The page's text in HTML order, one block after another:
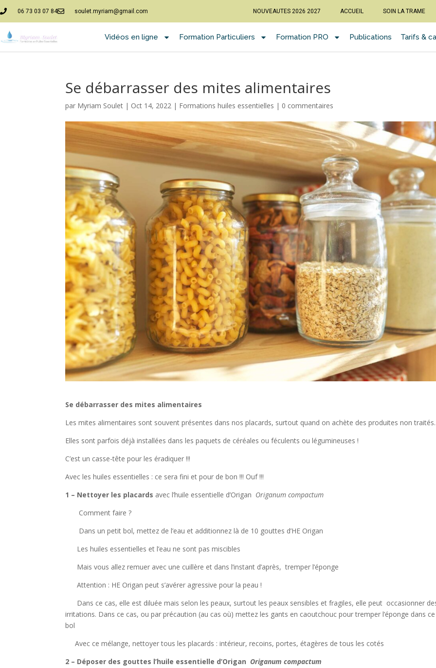
06 73 03 07 84 soulet.myriam@gmail.com NOUVEAUTES 2026 2027 ACCUEIL SOIN LA TRAME
Vidéos en ligne Formation Particuliers Formation PRO Publications Tarifs &
Se débarrasser des mites alimentaires
par Myriam Soulet | Oct 14, 2022 | Formations huiles essentielles | 0 commentaires
Se débarrasser des mites alimentaires
Les mites alimentaires sont souvent présentes dans nos placards, surtout quand on achète des produites non
Elles sont parfois déjà installées dans les paquets de céréales ou féculents ou légumineuses !
C’est un casse-tête pour les éradiquer !!!
Avec les huiles essentielles : ce sera fini et pour de bon !!! Ouf !!!
1 – Nettoyer les placards avec l’huile essentielle d’Origan Origanum compactum
Comment faire ?
Dans un petit bol, mettez de l’eau et additionnez là de 10 gouttes d’HE Origan
Les huiles essentielles et l’eau ne sont pas miscibles
Mais vous allez remuer avec une cuillère et dans l’instant d’après, tremper l’éponge
Attention : HE Origan peut s’avérer agressive pour la peau !
Dans ce cas, elle est diluée mais selon les peaux, surtout les peaux sensibles et fragiles, elle peut occasionner
irritations. Dans ce cas, ou par précaution (au cas où) mettez les gants en caoutchouc pour tremper l’éponge dans
bol
Avec ce mélange, nettoyer tous les placards : intérieur, recoins, portes, étagères de tous les cotés
2 – Déposer des gouttes l’huile essentielle d’Origan Origanum compactum